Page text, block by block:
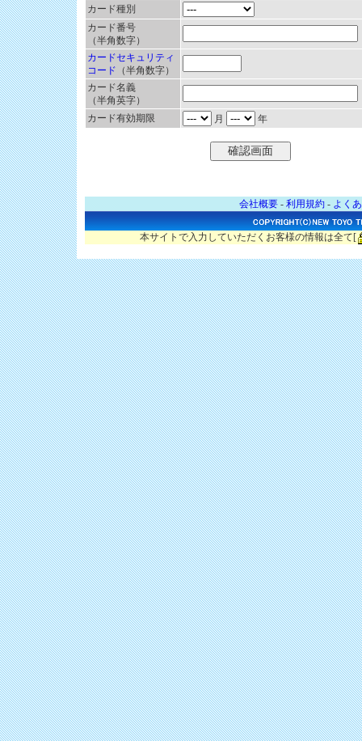
カード種別
カード番号
（半角数字）
カードセキュリティ
コード （半角数字）
カード名義
（半角英字）
カード有効期限
月 年
会社概要 - 利用規約 - よく
本サイトで入力していただくお客様の情報は全て[